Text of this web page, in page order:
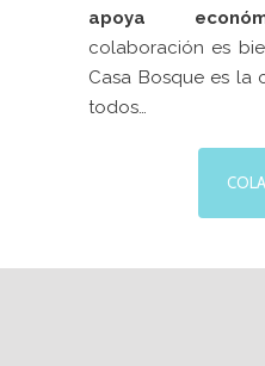
apoya
colaboración es
Casa Bosque es la
todos…